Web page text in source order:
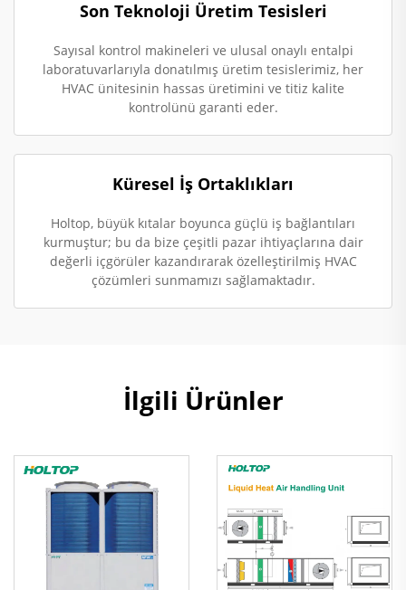
Son Teknoloji Üretim Tesisleri
Sayısal kontrol makineleri ve ulusal onaylı entalpi
laboratuvarlarıyla donatılmış üretim tesislerimiz, her
HVAC ünitesinin hassas üretimini ve titiz kalite
kontrolünü garanti eder.
Küresel İş Ortaklıkları
Holtop, büyük kıtalar boyunca güçlü iş bağlantıları
kurmuştur; bu da bize çeşitli pazar ihtiyaçlarına dair
değerli içgörüler kazandırarak özelleştirilmiş HVAC
çözümleri sunmamızı sağlamaktadır.
İlgili Ürünler